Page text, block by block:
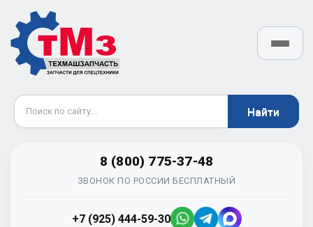
8 (800) 775-37-48
ЗВОНОК ПО РОССИИ БЕСПЛАТНЫЙ
+7 (925) 444-59-30